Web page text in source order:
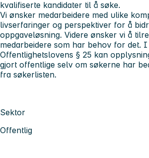
kvalifiserte kandidater til å søke.
Vi ønsker medarbeidere med ulike
livserfaringer og perspektiver for å
oppgaveløsning. Videre ønsker vi å
medarbeidere som har behov for det.
Offentlighetslovens § 25 kan
gjort offentlige selv om søkerne har
fra søkerlisten.
Sektor
Offentlig